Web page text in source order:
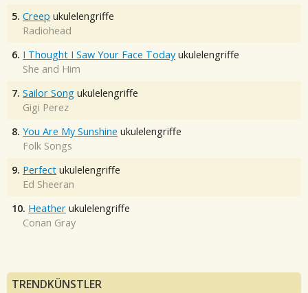
5. Creep ukulelengriffe
Radiohead
6. I Thought I Saw Your Face Today ukulelengriffe
She and Him
7. Sailor Song ukulelengriffe
Gigi Perez
8. You Are My Sunshine ukulelengriffe
Folk Songs
9. Perfect ukulelengriffe
Ed Sheeran
10. Heather ukulelengriffe
Conan Gray
TRENDKÜNSTLER